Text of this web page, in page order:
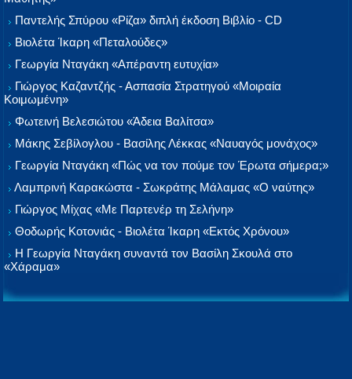
Παντελής Σπύρου «Ρίζα» διπλή έκδοση Βιβλίο - CD
Βιολέτα Ίκαρη «Πεταλούδες»
Γεωργία Νταγάκη «Aπέραντη ευτυχία»
Γιώργος Καζαντζής - Ασπασία Στρατηγού «Μοιραία
Κοιμωμένη»
Φωτεινή Βελεσιώτου «Άδεια Βαλίτσα»
Μάκης Σεβίλογλου - Βασίλης Λέκκας «Ναυαγός μονάχος»
Γεωργία Νταγάκη «Πώς να τον πούμε τον Έρωτα σήμερα;»
Λαμπρινή Καρακώστα - Σωκράτης Μάλαμας «Ο ναύτης»
Γιώργος Μίχας «Με Παρτενέρ τη Σελήνη»
Θοδωρής Κοτονιάς - Βιολέτα Ίκαρη «Εκτός Χρόνου»
Η Γεωργία Νταγάκη συναντά τον Βασίλη Σκουλά στο
«Χάραμα»